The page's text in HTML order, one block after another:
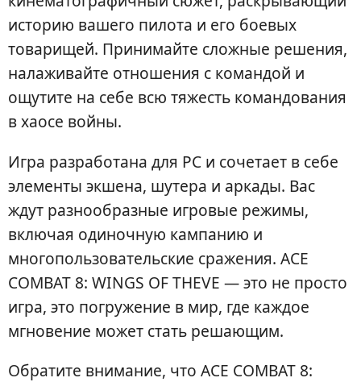
историю вашего пилота и его боевых
товарищей. Принимайте сложные решения,
налаживайте отношения с командой и
ощутите на себе всю тяжесть командования
в хаосе войны.
Игра разработана для PC и сочетает в себе
элементы экшена, шутера и аркады. Вас
ждут разнообразные игровые режимы,
включая одиночную кампанию и
многопользовательские сражения. ACE
COMBAT 8: WINGS OF THEVE — это не просто
игра, это погружение в мир, где каждое
мгновение может стать решающим.
Обратите внимание, что ACE COMBAT 8: